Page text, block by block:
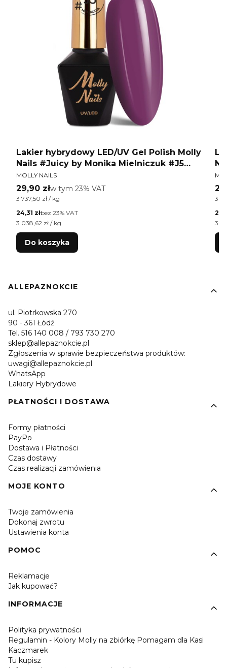
Lakier hybrydowy LED/UV Gel Polish Molly
Nails #Juicy by Monika Mielniczuk #J5
HEMA/Di-HEMA free 8g
PRODUCENT
MOLLY NAILS
Cena brutto
29,90 złw tym %s VAT
w tym 23% VAT
Cena jednostkowa brutto
3 737,50 zł / kg
Cena netto
24,31 złbez 23% VAT
Cena jednostkowa netto
3 038,62 zł / kg
Do koszyka
3
3
Linki w stopce
ALLEPAZNOKCIE
ul. Piotrkowska 270
90 - 361 Łódź
Tel. 516 140 008 / 793 730 270
sklep@allepaznokcie.pl
Zgłoszenia w sprawie bezpieczeństwa produktów:
uwagi@allepaznokcie.pl
WhatsApp
Lakiery Hybrydowe
PŁATNOŚCI I DOSTAWA
Formy płatności
PayPo
Dostawa i Płatności
Czas dostawy
Czas realizacji zamówienia
MOJE KONTO
Twoje zamówienia
Dokonaj zwrotu
Ustawienia konta
POMOC
Reklamacje
Jak kupować?
INFORMACJE
Polityka prywatności
Regulamin - Kolory Molly na zbiórkę Pomagam dla Kasi
Kaczmarek
Tu kupisz